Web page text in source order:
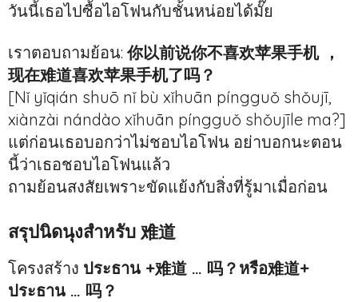
วันนี้เธอไปซื้อไอโฟนกับชั้นหน่อยได้มั๊ย
เราตอบถามย้อน:你以前说你不喜欢苹果手机 ，
现在难道喜欢苹果手机了吗？
[Nǐ yǐqián shuō nǐ bù xǐhuān píngguǒ shǒujī,
xiànzài nándào xǐhuān píngguǒ shǒujīle ma?]
แต่ก่อนเธอบอกว่าไม่ชอบไอโฟน อย่าบอกนะตอน
นี้ว่าเธอชอบไอโฟนแล้ว
ถามย้อนสงสัยเพราะขัดแย้งกับสิ่งที่รู้มาเมื่อก่อน
สรุปนิดนุงสำหรับ 难道
โครงสร้าง ประธาน +难道 … 吗？หรือ难道+
ประธาน … 吗？